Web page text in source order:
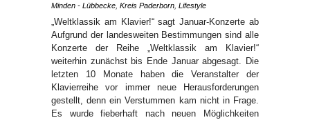
Minden - Lübbecke Kreis Paderborn Lifestyle
„Weltklassik am Klavier!“ sagt Januar-Konzerte ab
Aufgrund der landesweiten Bestimmungen sind alle
Konzerte der Reihe „Weltklassik am Klavier!“
weiterhin zunächst bis Ende Januar abgesagt. Die
letzten 10 Monate haben die Veranstalter der
Klavierreihe vor immer neue Herausforderungen
gestellt, denn ein Verstummen kam nicht in Frage.
Es wurde fieberhaft nach neuen Möglichkeiten